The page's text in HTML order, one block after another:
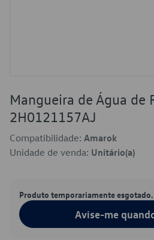
Mangueira de Água de
2H0121157AJ
Compatibilidade: Amarok
Unidade de venda: Unitário(a)
Produto temporariamente esgotado.
Avise-me